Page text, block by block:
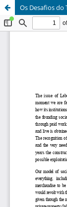
Os Desafios do